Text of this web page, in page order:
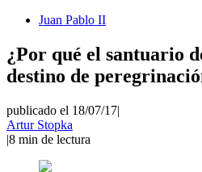
Juan Pablo II
¿Por qué el santuario
destino de
publicado el 18/07/17|
Artur Stopka
|8 min de lectura